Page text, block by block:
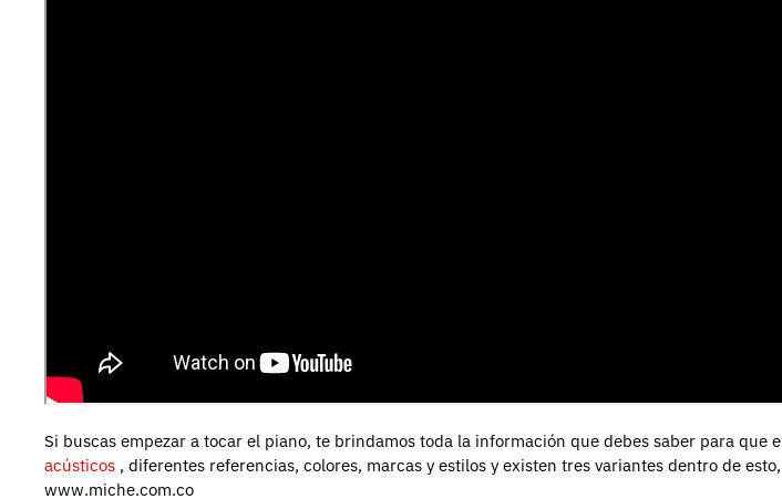
Si buscas empezar a tocar el piano, te brindamos toda la información que debes saber para que
acústicos , diferentes referencias, colores, marcas y estilos y existen tres variantes dentro de
www.miche.com.co